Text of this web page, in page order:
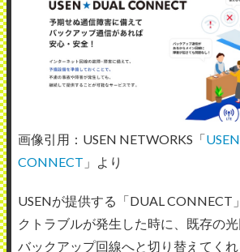
画像引用：USEN NETWORKS「
CONNECT 」より
USENが提供する「DUAL CONNECT
クトラブルが発生した時に、既存の
バックアップ回線へと切り替えてくれ